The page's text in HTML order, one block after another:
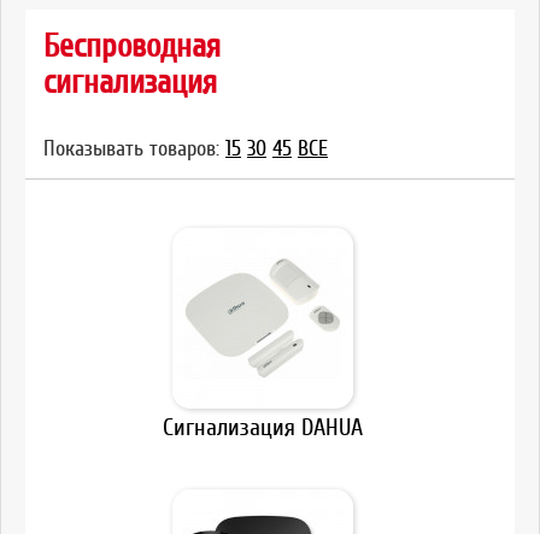
Беспроводная
сигнализация
Показывать товаров: 15 30 45 ВСЕ
Сигнализация DAHUA